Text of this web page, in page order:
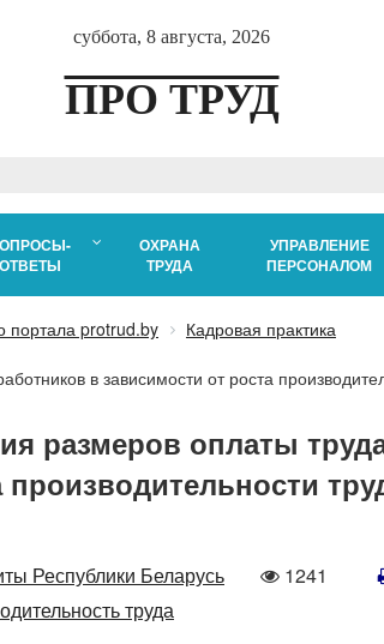
суббота, 8 августа, 2026
ПРО ТРУД
ОТВЕТЫ
ОХРАНА
ТРУДА
УПРАВЛЕНИЕ
ПЕРСОНАЛОМ
портала protrud.by
Кадровая практика
в зависимости от роста
размеров оплаты
Республики Беларусь
1241
труда